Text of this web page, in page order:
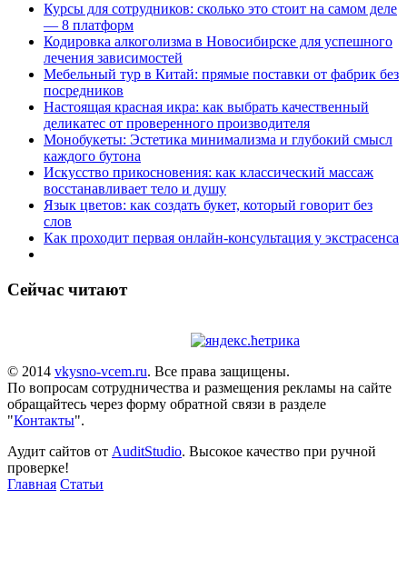
Курсы для сотрудников: сколько это стоит на самом деле
— 8 платформ
Кодировка алкоголизма в Новосибирске для успешного
лечения зависимостей
Мебельный тур в Китай: прямые поставки от фабрик без
посредников
Настоящая красная икра: как выбрать качественный
деликатес от проверенного производителя
Монобукеты: Эстетика минимализма и глубокий смысл
каждого бутона
Искусство прикосновения: как классический массаж
восстанавливает тело и душу
Язык цветов: как создать букет, который говорит без
слов
Как проходит первая онлайн-консультация у экстрасенса
Сейчас читают
© 2014 vkysno-vcem.ru. Все права защищены.
По вопросам сотрудничества и размещения рекламы на сайте
обращайтесь через форму обратной связи в разделе
"Контакты".
Аудит сайтов от AuditStudio. Высокое качество при ручной
проверке!
Главная Статьи